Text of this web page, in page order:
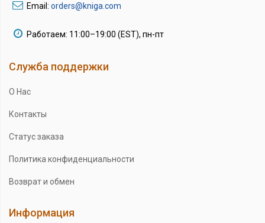
Email: orders@kniga.com
Работаем: 11:00–19:00 (EST), пн-пт
Служба поддержки
О Нас
Контакты
Статус заказа
Политика конфиденциальности
Возврат и обмен
Информация